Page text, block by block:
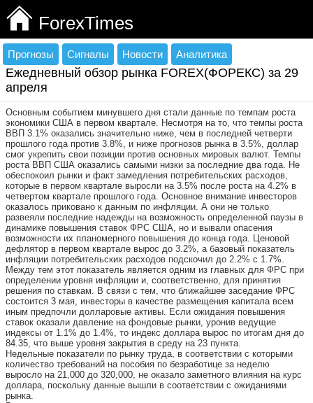
ForexTimes
Прогнозы Сигналы Новости Аналитика
Ежедневный обзор рынка FOREX(ФОРЕКС) за 29
апреля
Основным событием минувшего дня стали данные по темпам роста
экономики США в первом квартале. Несмотря на то, что темпы роста
ВВП 3.1% оказались значительно ниже, чем в последней четверти
прошлого года против 3.8%, и ниже прогнозов рынка в 3.5%, доллар
смог укрепить свои позиции против основных мировых валют. Темпы
роста ВВП США оказались самыми низки за последние два года. Не
обеспокоил рынки и факт замедления потребительских расходов,
которые в первом квартале выросли на 3.5% после роста на 4.2% в
четвертом квартале прошлого года. Основное внимание инвесторов
оказалось приковано к данным по инфляции. А они не только
развеяли последние надежды на возможность определенной паузы в
динамике повышения ставок ФРС США, но и вывали опасения
возможности их планомерного повышения до конца года. Ценовой
дефлятор в первом квартале вырос до 3.2%, а базовый показатель
инфляции потребительских расходов подскочил до 2.2% с 1.7%.
Между тем этот показатель является одним из главных для ФРС при
определении уровня инфляции и, соответственно, для принятия
решения по ставкам. В связи с тем, что ближайшее заседание ФРС
состоится 3 мая, инвесторы в качестве размещения капитала всем
иным предпочли долларовые активы. Если ожидания повышения
ставок оказали давление на фондовые рынки, уронив ведущие
индексы от 1.1% до 1.4%, то индекс доллара вырос по итогам дня до
84.35, что выше уровня закрытия в среду на 23 пункта.
Недельные показатели по рынку труда, в соответствии с которыми
количество требований на пособия по безработице за неделю
выросло на 21,000 до 320,000, не оказало заметного влияния на курс
доллара, поскольку данные вышли в соответствии с ожиданиями
рынка.